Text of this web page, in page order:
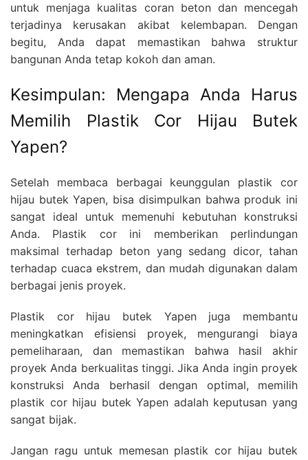
untuk menjaga kualitas coran beton dan mencegah
terjadinya kerusakan akibat kelembapan. Dengan
begitu, Anda dapat memastikan bahwa struktur
bangunan Anda tetap kokoh dan aman.
Kesimpulan: Mengapa Anda Harus
Memilih Plastik Cor Hijau Butek
Yapen?
Setelah membaca berbagai keunggulan plastik cor
hijau butek Yapen, bisa disimpulkan bahwa produk ini
sangat ideal untuk memenuhi kebutuhan konstruksi
Anda. Plastik cor ini memberikan perlindungan
maksimal terhadap beton yang sedang dicor, tahan
terhadap cuaca ekstrem, dan mudah digunakan dalam
berbagai jenis proyek.
Plastik cor hijau butek Yapen juga membantu
meningkatkan efisiensi proyek, mengurangi biaya
pemeliharaan, dan memastikan bahwa hasil akhir
proyek Anda berkualitas tinggi. Jika Anda ingin proyek
konstruksi Anda berhasil dengan optimal, memilih
plastik cor hijau butek Yapen adalah keputusan yang
sangat bijak.
Jangan ragu untuk memesan plastik cor hijau butek